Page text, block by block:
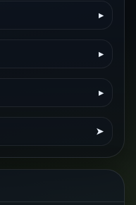
▸
▸
▸
➤